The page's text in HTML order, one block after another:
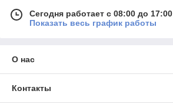
Сегодня работает с 08:00 до 17:00
Показать весь график работы
О нас
Контакты